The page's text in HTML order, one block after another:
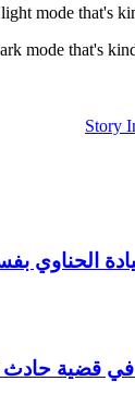
mode that's
mode that's
Story
الحناوي
في قضية حادث